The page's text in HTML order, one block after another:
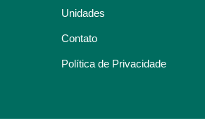
Unidades
Contato
Política de Privacidade